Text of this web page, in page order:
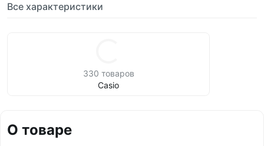
Все характеристики
330 товаров
Casio
О товаре